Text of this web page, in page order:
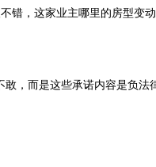
错，这家业主哪里的房型变
，而是这些承诺内容是负法